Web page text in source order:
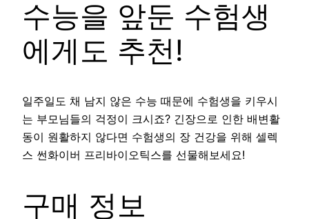
수능을 앞둔 수험생
에게도 추천!
일주일도 채 남지 않은 수능 때문에 수험생을 키우시
는 부모님들의 걱정이 크시죠? 긴장으로 인한 배변활
동이 원활하지 않다면 수험생의 장 건강을 위해 셀렉
스 썬화이버 프리바이오틱스를 선물해보세요!
구매 정보